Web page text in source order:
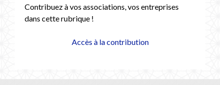
Contribuez à vos associations, vos entreprises
dans cette rubrique !
Accès à la contribution